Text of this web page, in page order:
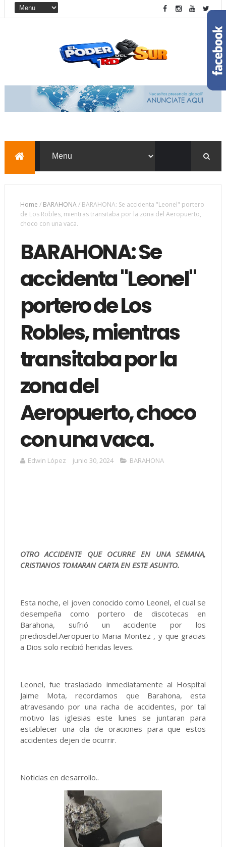
Home / BARAHONA/ BARAHONA: Se accidenta "Leonel" portero
de Los Robles, mientras transitaba por la zona del Aeropuerto,
choco con una vaca.
BARAHONA: Se
accidenta "Leonel"
portero de Los
Robles, mientras
transitaba por la
zona del
Aeropuerto, choco
con una vaca.
Edwin López junio 30, 2024 BARAHONA
OTRO ACCIDENTE QUE OCURRE EN UNA SEMANA,
CRISTIANOS TOMARAN CARTA EN ESTE ASUNTO.
Esta noche, el joven conocido como Leonel, el cual se
desempeña como portero de discotecas en
Barahona, sufrió un accidente por los
prediosdel.Aeropuerto Maria Montez , y que gracias
a Dios solo recibió heridas leves.
Leonel, fue trasladado inmediatamente al Hospital
Jaime Mota, recordamos que Barahona, esta
atravesando por una racha de accidentes, por tal
motivo las iglesias este lunes se juntaran para
establecer una ola de oraciones para que estos
accidentes dejen de ocurrir.
Noticias en desarrollo..